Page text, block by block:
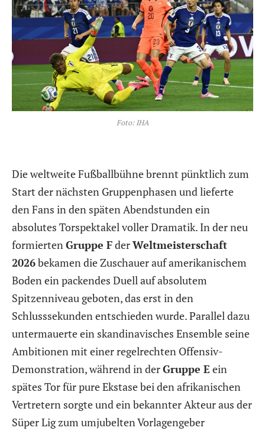
Foto: IHA
Die weltweite Fußballbühne brennt pünktlich zum
Start der nächsten Gruppenphasen und lieferte
den Fans in den späten Abendstunden ein
absolutes Torspektakel voller Dramatik. In der neu
formierten Gruppe FderWeltmeisterschaft
2026bekamen die Zuschauer auf amerikanischem
Boden ein packendes Duell auf absolutem
Spitzenniveau geboten, das erst in den
Schlusssekunden entschieden wurde. Parallel dazu
untermauerte ein skandinavisches Ensemble seine
Ambitionen mit einer regelrechten Offensiv-
Demonstration, während in derGruppe E ein
spätes Tor für pure Ekstase bei den afrikanischen
Vertretern sorgte und ein bekannter Akteur aus der
Süper Lig zum umjubelten Vorlagengeber